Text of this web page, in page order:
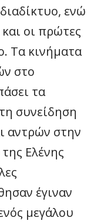
ενώ
οι πρώτες
Tα κινήματα
στο
τα
συνείδηση
αντρών στην
Ελένης
έγιναν
μεγάλου